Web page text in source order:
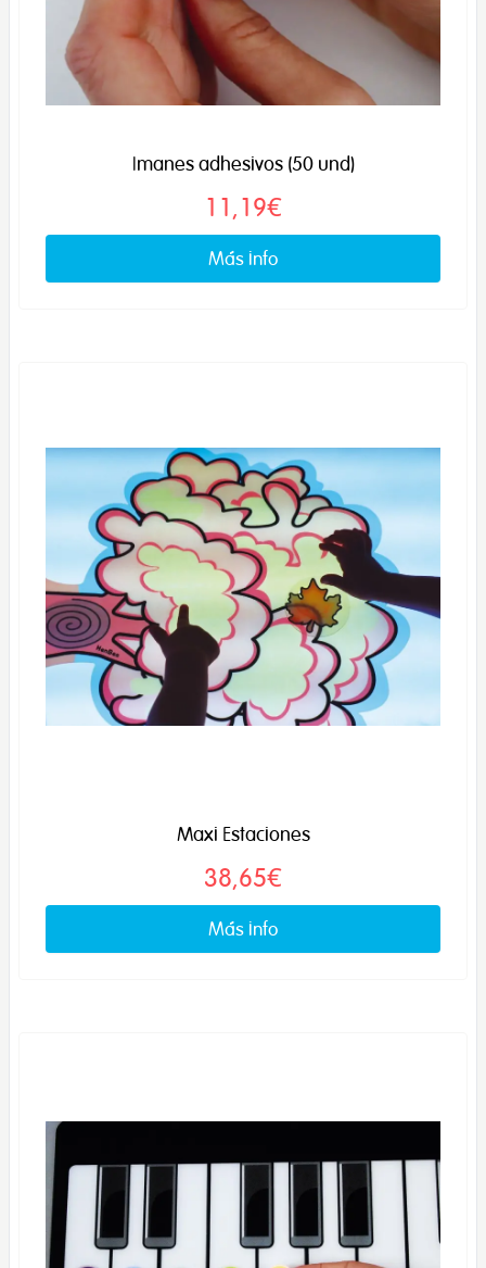
Imanes adhesivos (50 und)
11,19€
Más info
Maxi Estaciones
38,65€
Más info